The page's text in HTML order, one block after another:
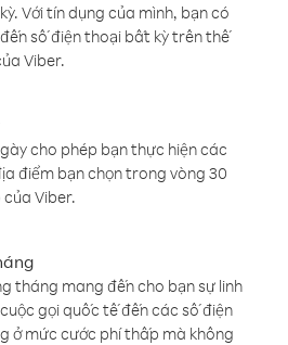
Với tín dụng của mình, bạn có
số điện thoại bất kỳ trên thế
Viber.
cho phép bạn thực hiện các
điểm bạn chọn trong vòng 30
Viber.
tháng mang đến cho bạn sự linh
gọi quốc tế đến các số điện
ở mức cước phí thấp mà không